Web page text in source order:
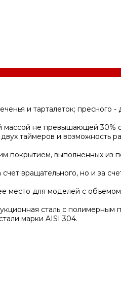
и тарталеток;
массой не превышающей 30%
таймеров и
покрытием, выполненных
вращательного, но и
место для моделей с
сталь с
марки AISI 304.